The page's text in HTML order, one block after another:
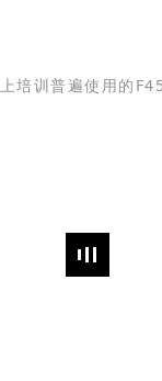
培训普遍使用的